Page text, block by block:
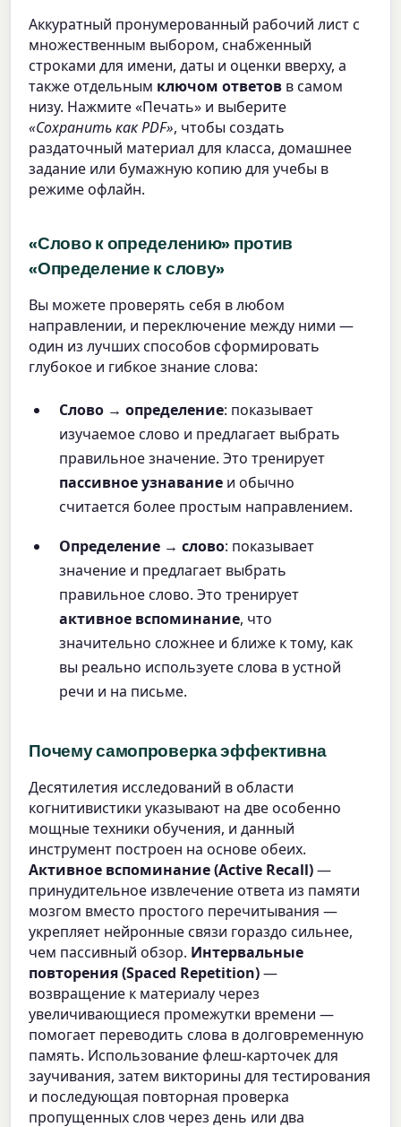
Аккуратный пронумерованный рабочий лист с
множественным выбором, снабженный
строками для имени, даты и оценки вверху, а
также отдельным ключом ответов в самом
низу. Нажмите «Печать» и выберите
«Сохранить как PDF», чтобы создать
раздаточный материал для класса, домашнее
задание или бумажную копию для учебы в
режиме офлайн.
«Слово к определению» против
«Определение к слову»
Вы можете проверять себя в любом
направлении, и переключение между ними —
один из лучших способов сформировать
глубокое и гибкое знание слова:
Слово → определение: показывает
изучаемое слово и предлагает выбрать
правильное значение. Это тренирует
пассивное узнавание и обычно
считается более простым направлением.
Определение → слово: показывает
значение и предлагает выбрать
правильное слово. Это тренирует
активное вспоминание, что
значительно сложнее и ближе к тому, как
вы реально используете слова в устной
речи и на письме.
Почему самопроверка эффективна
Десятилетия исследований в области
когнитивистики указывают на две особенно
мощные техники обучения, и данный
инструмент построен на основе обеих.
Активное вспоминание (Active Recall)—
принудительное извлечение ответа из памяти
мозгом вместо простого перечитывания —
укрепляет нейронные связи гораздо сильнее,
чем пассивный обзор. Интервальные
повторения (Spaced Repetition)—
возвращение к материалу через
увеличивающиеся промежутки времени —
помогает переводить слова в долговременную
память. Использование флеш-карточек для
заучивания, затем викторины для тестирования
и последующая повторная проверка
пропущенных слов через день или два